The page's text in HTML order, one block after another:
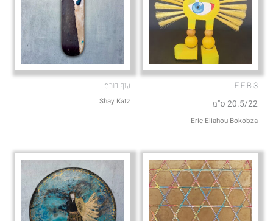
E.E.B.3
20.5/22 ס"מ
Eric Eliahou Bokobza
עוף דורס
Shay Katz